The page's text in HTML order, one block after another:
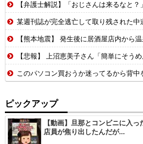
【弁護士解説】「おじさんは来るなと？」松のや“ママ応援企画”に批判殺到→謝
某週刊誌が完全逃亡して取り残された中道議員が絶体絶命の窮地、「今度は宏池会に矛先
【熊本地震】 発生後に居酒屋店内から温泉が吹き
【悲報】 上沼恵美子さん「簡単にそうめん作れ言うけど
このパソコン買おうか迷ってるから背中
ピックアップ
【動画】旦那とコンビニに入
店員が焦り出したんだが...